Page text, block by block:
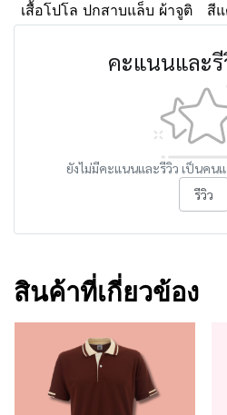
เสื้อโปโล ปกสาบแล็บ ผ้าจูติ สี
คะแนนและ
ยังไม่มีคะแนนและรีวิว เป็นคน
รีวิว
สินค้าที่เกี่ยวข้อง